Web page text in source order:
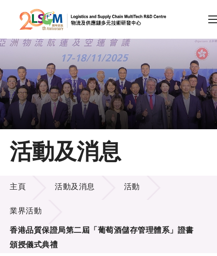
跳到內容（按回車鍵）
會員登入
A A EN 繁 简
主頁
關於LSCM
技術商品化
項目及資助計劃
活動及消息
活動
活動及消息
活動及消息
主頁 活動及消息 活動
業界活動
香港品質保證局第二屆「葡萄酒儲存管理體系」證書
頒授儀式典禮